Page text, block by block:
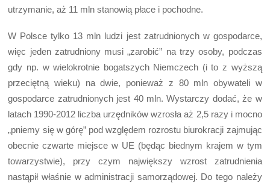
utrzymanie, aż 11 mln stanowią płace i pochodne.
W Polsce tylko 13 mln ludzi jest zatrudnionych w gospodarce,
więc jeden zatrudniony musi „zarobić” na trzy osoby, podczas
gdy np. w wielokrotnie bogatszych Niemczech (i to z wyższą
przeciętną wieku) na dwie, ponieważ z 80 mln obywateli w
gospodarce zatrudnionych jest 40 mln. Wystarczy dodać, że w
latach 1990-2012 liczba urzędników wzrosła aż 2,5 razy i mocno
„pniemy się w górę” pod względem rozrostu biurokracji zajmując
obecnie czwarte miejsce w UE (będąc biednym krajem w tym
towarzystwie), przy czym największy wzrost zatrudnienia
nastąpił właśnie w administracji samorządowej. Do tego należy